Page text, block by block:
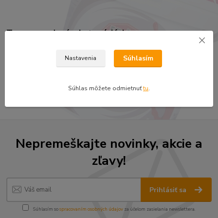
Tovar zaradený v kategóriách
Nepremeškajte novinky, akcie a
zľavy!
Prihlásiť sa
Súhlasím sospracovaním osobných údajov za účelom zasielania newslettera.
Nastavenia Súhlasím
Súhlas môžete odmietnuťtu.